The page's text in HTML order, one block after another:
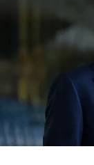
ФУТЗАЛ
ІНШІ
БУКМЕКЕРИ